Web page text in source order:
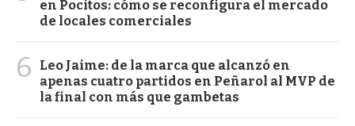
en Pocitos: cómo se reconfigura el mercado
de locales comerciales
6
Leo Jaime: de la marca que alcanzó en
apenas cuatro partidos en Peñarol al MVP de
la final con más que gambetas